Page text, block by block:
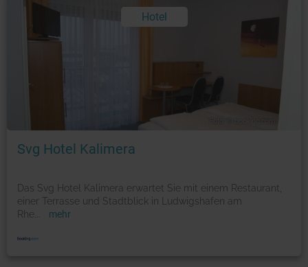
Hotel
Svg Hotel Kalimera
Das Svg Hotel Kalimera erwartet Sie mit einem Restaurant,
einer Terrasse und Stadtblick in Ludwigshafen am
Rhe
mehr